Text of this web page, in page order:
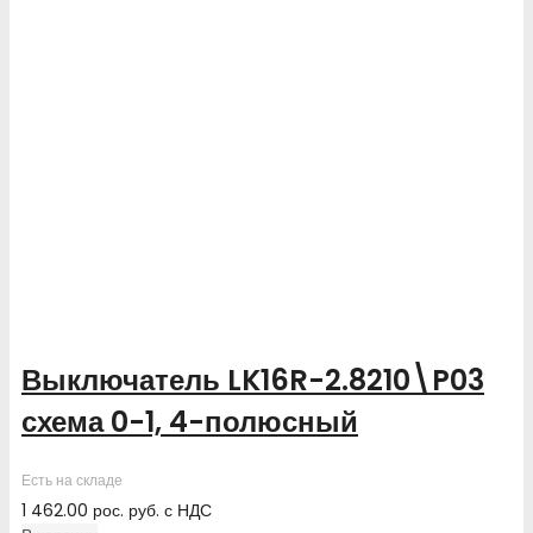
Выключатель LK16R-2.8210\P03
схема 0-1, 4-полюсный
Есть на складе
1 462.00 рос. руб. с НДС